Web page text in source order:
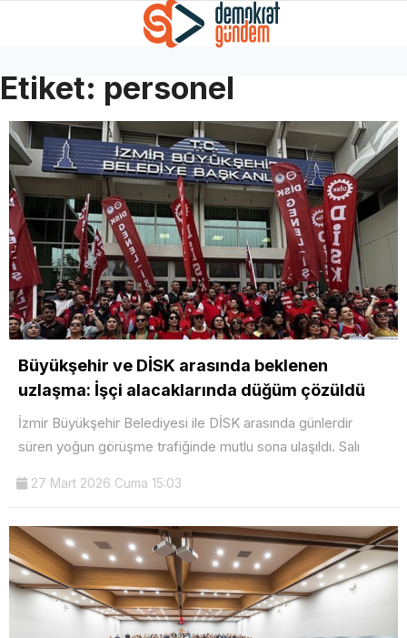
Etiket: personel
Büyükşehir ve DİSK arasında beklenen
uzlaşma: İşçi alacaklarında düğüm çözüldü
İzmir Büyükşehir Belediyesi ile DİSK arasında günlerdir
süren yoğun görüşme trafiğinde mutlu sona ulaşıldı. Salı
27 Mart 2026 Cuma 15:03